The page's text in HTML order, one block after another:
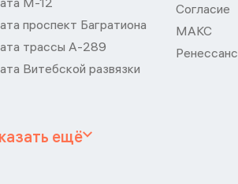
проспект Багратиона
трассы А-289
Витебской развязки
Согласие
МАКС
Ренессанс
ещё